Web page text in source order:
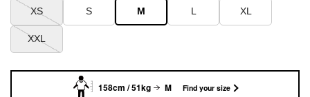
XS S M L XL
XXL
158cm / 51kg M Find your size